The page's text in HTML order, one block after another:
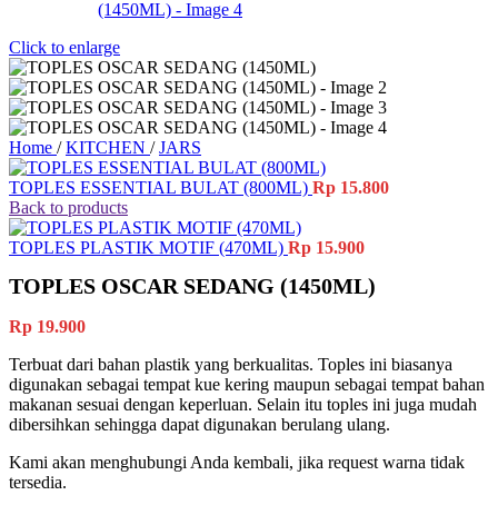
Click to enlarge
Home / KITCHEN / JARS
TOPLES ESSENTIAL BULAT (800ML) Rp 15.800
Back to products
TOPLES PLASTIK MOTIF (470ML) Rp 15.900
TOPLES OSCAR SEDANG (1450ML)
Rp 19.900
Terbuat dari bahan plastik yang berkualitas. Toples ini biasanya
digunakan sebagai tempat kue kering maupun sebagai tempat bahan
makanan sesuai dengan keperluan. Selain itu toples ini juga mudah
dibersihkan sehingga dapat digunakan berulang ulang.
Kami akan menghubungi Anda kembali, jika request warna tidak
tersedia.